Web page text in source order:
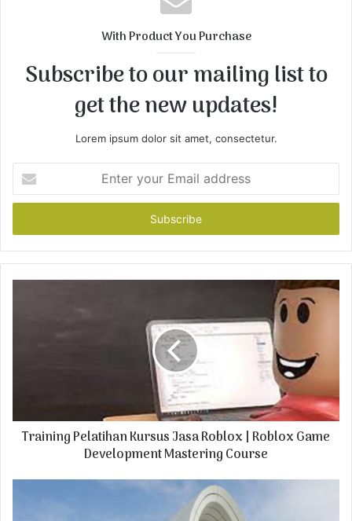
i
With Product You Purchase
Subscribe to our mailing list to
get the new updates!
Lorem ipsum dolor sit amet, consectetur.
t
r
y
s
Training Pelatihan Kursus Jasa Roblox | Roblox Game
Development Mastering Course